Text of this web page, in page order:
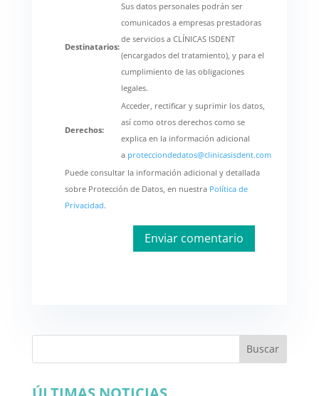
Destinatarios:
Sus datos personales podrán ser
comunicados a empresas prestadoras
de servicios a CLÍNICAS ISDENT
(encargados del tratamiento), y para el
cumplimiento de las obligaciones
legales.
Derechos:
Acceder, rectificar y suprimir los datos,
así como otros derechos como se
explica en la información adicional
a protecciondedatos@clinicasisdent.com
Puede consultar la información adicional y detallada
sobre Protección de Datos, en nuestra Política de
Privacidad.
Buscar